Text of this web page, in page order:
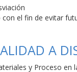
el fin de evitar
A
y Proceso en